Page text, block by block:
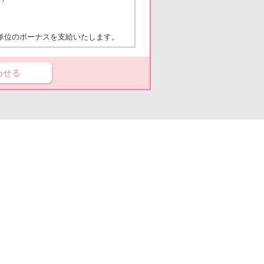
のボーナスを支給いたします。
せる